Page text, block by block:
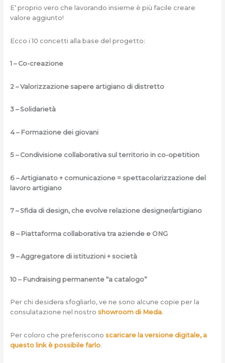
E’ proprio vero che lavorando insieme è più facile creare
valore aggiunto!
Ecco i 10 concetti alla base del progetto:
1 – Co-creazione
2 – Valorizzazione sapere artigiano di distretto
3 – Solidarietà
4 – Formazione dei giovani
5 – Condivisione collaborativa sul territorio in co-opetition
6 – Artigianato + comunicazione = spettacolarizzazione del
lavoro artigiano
7 – Sfida di design, che evolve relazione designer/artigiano
8 – Piattaforma collaborativa tra aziende e ONG
9 – Aggregatore di istituzioni + società
10 – Fundraising permanente “a catalogo”
Per chi desidera sfogliarlo, ve ne sono alcune copie per la
consulatazione nel nostro showroom di Meda.
Per coloro che preferiscono scaricare la versione digitale, a
questo link è possibile farlo.